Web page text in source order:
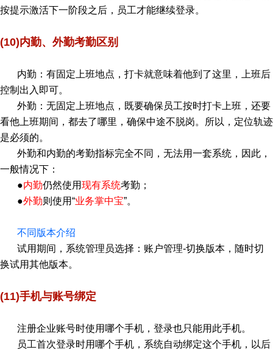
按提示激活下一阶段之后，员工才能继续登录。
(10)内勤、外勤考勤区别
内勤：有固定上班地点，打卡就意味着他到了这里，上班后
控制出入即可。
外勤：无固定上班地点，既要确保员工按时打卡上班，还要
看他上班期间，都去了哪里，确保中途不脱岗。所以，定位轨迹
是必须的。
外勤和内勤的考勤指标完全不同，无法用一套系统，因此，
一般情况下：
●内勤仍然使用现有系统考勤；
●外勤则使用“业务掌中宝”。
不同版本介绍
试用期间，系统管理员选择：账户管理-切换版本，随时切
换试用其他版本。
(11)手机与账号绑定
注册企业账号时使用哪个手机，登录也只能用此手机。
员工首次登录时用哪个手机，系统自动绑定这个手机，以后